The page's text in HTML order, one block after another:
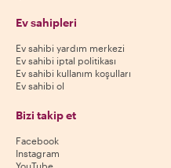
Ev sahipleri
Ev sahibi yardım merkezi
Ev sahibi iptal politikası
Ev sahibi kullanım koşulları
Ev sahibi ol
Bizi takip et
Facebook
Instagram
YouTube